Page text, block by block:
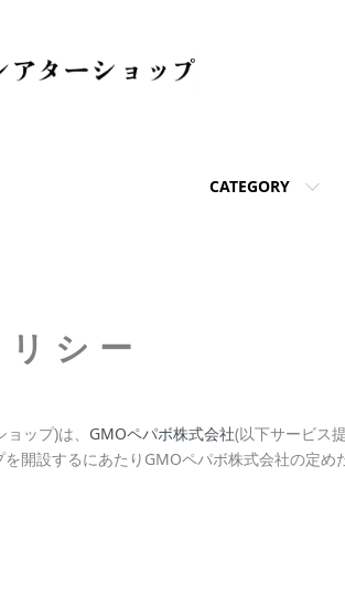
CATEGORY
シー
ップ)は、 GMOペパボ株式会社(以下サービス
開設するにあたりGMOペパボ株式会社の定め